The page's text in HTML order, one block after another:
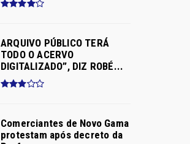
ARQUIVO PÚBLICO TERÁ
TODO O ACERVO
DIGITALIZADO”, DIZ ROBÉ...
Comerciantes de Novo Gama
protestam após decreto da